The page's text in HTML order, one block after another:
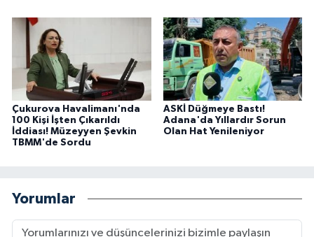
Çukurova Havalimanı'nda
100 Kişi İşten Çıkarıldı
İddiası! Müzeyyen Şevkin
TBMM'de Sordu
ASKİ Düğmeye Bastı!
Adana'da Yıllardır Sorun
Olan Hat Yenileniyor
Yorumlar